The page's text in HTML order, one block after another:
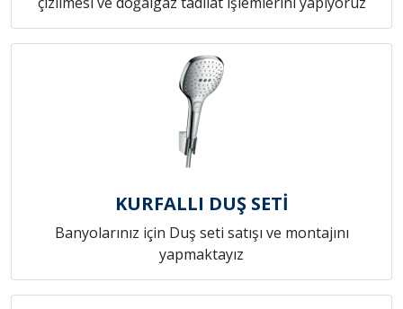
KURFALLI DUŞ SETİ
Banyolarınız için Duş seti satışı ve montajını
yapmaktayız